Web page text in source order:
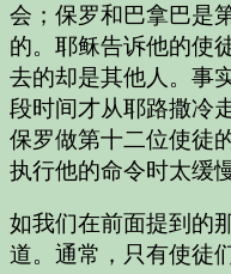
会；保罗和巴拿巴是
的。耶稣告诉他的使
去的却是其他人。事
段时间才从耶路撒冷
保罗做第十二位使徒
执行他的命令时太缓
如我们在前面提到的
道。通常，只有使徒